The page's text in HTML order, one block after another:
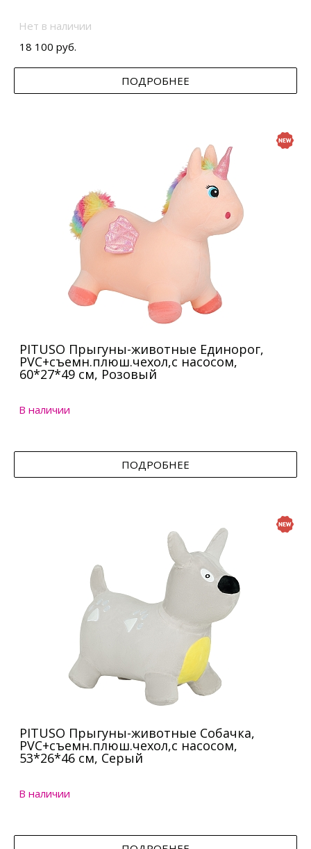
Нет в наличии
18 100 руб.
ПОДРОБНЕЕ
PITUSO Прыгуны-животные Единорог,
PVC+съемн.плюш.чехол,с насосом,
60*27*49 см, Розовый
В наличии
ПОДРОБНЕЕ
PITUSO Прыгуны-животные Собачка,
PVC+съемн.плюш.чехол,с насосом,
53*26*46 см, Серый
В наличии